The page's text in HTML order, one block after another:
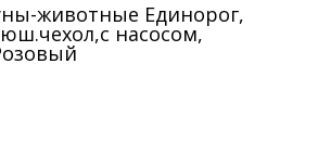
животные Единорог,
насосом,